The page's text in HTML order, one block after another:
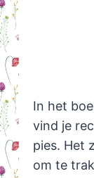
In het
vind je
pies. Het
om te